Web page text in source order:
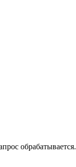
обрабатывается.